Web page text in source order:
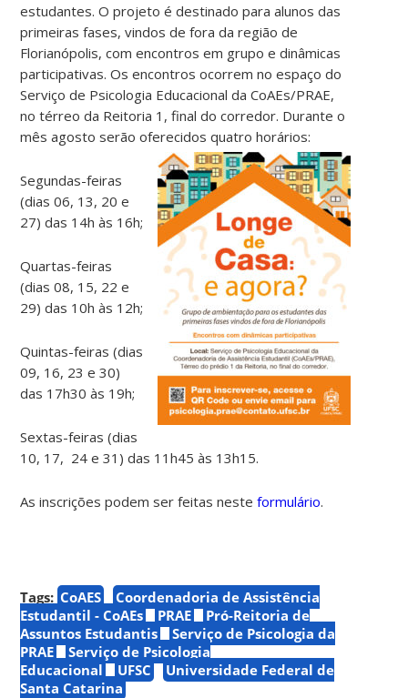
estudantes. O projeto é destinado para alunos das
primeiras fases, vindos de fora da região de
Florianópolis, com encontros em grupo e dinâmicas
participativas. Os encontros ocorrem no espaço do
Serviço de Psicologia Educacional da CoAEs/PRAE,
no térreo da Reitoria 1, final do corredor. Durante o
mês agosto serão oferecidos quatro horários:
Segundas-feiras
(dias 06, 13, 20 e
27) das 14h às 16h;
Quartas-feiras
(dias 08, 15, 22 e
29) das 10h às 12h;
Quintas-feiras (dias
09, 16, 23 e 30)
das 17h30 às 19h;
Sextas-feiras (dias
10, 17, 24 e 31) das 11h45 às 13h15.
As inscrições podem ser feitas nesteformulário.
Tags: CoAES
Coordenadoria de Assistência
Estudantil - CoAEs
PRAE
Pró-Reitoria de
Assuntos Estudantis
Serviço de Psicologia da
PRAE
Serviço de Psicologia
Educacional
UFSC
Universidade Federal de
Santa Catarina